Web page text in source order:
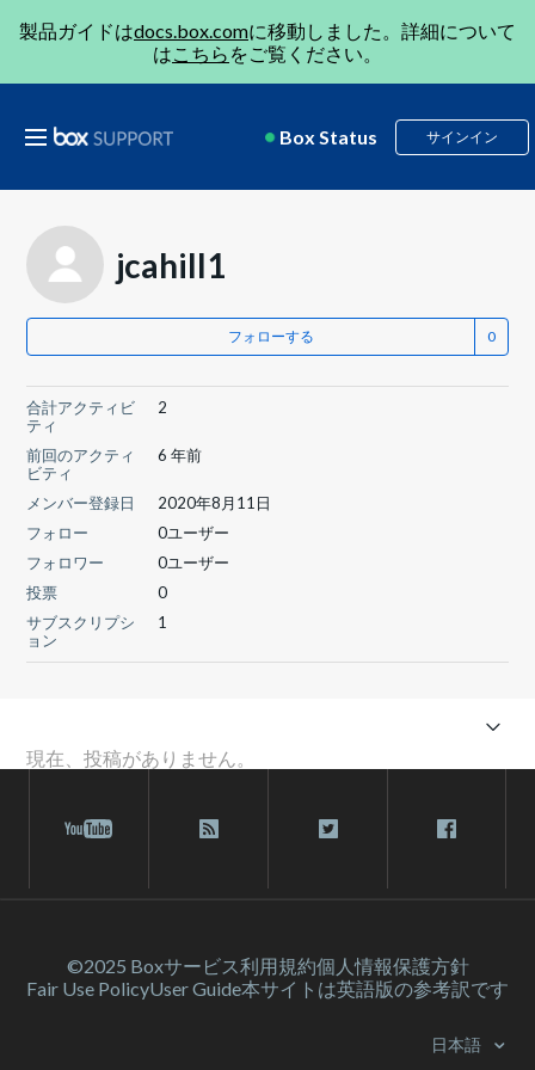
製品ガイドはdocs.box.comに移動しました。詳細について
はこちら をご覧ください。
Box Status サインイン
jcahill1
フォローする
合計アクティビ
ティ
2
前回のアクティ
ビティ
6 年前
メンバー登録日
2020年8月11日
フォロー
0ユーザー
フォロワー
0ユーザー
投票
0
サブスクリプシ
ョン
1
現在、投稿がありません。
©2025 Boxサービス利⽤規約個人情報保護方針
Fair Use PolicyUser Guide本サイトは英語版の参考訳です
日本語